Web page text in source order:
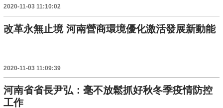
2020-11-03 11:10:02
改革永無止境 河南營商環境優化激活發展新動能
2020-11-03 11:09:39
河南省省長尹弘：毫不放鬆抓好秋冬季疫情防控
工作